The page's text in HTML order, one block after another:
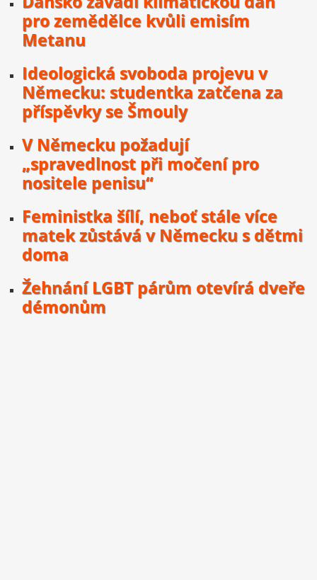
pro zemědělce kvůli emisím
Metanu
Ideologická svoboda projevu v
Německu: studentka zatčena za
příspěvky se Šmouly
V Německu požadují
„spravedlnost při močení pro
nositele penisu“
Feministka šílí, neboť stále více
matek zůstává v Německu s dětmi
doma
Žehnání LGBT párům otevírá dveře
démonům